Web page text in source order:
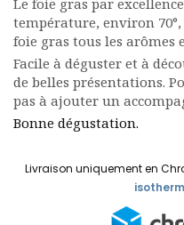
Le foie gras par
température, environ
foie gras tous les arômes
Facile à déguster et à
de belles présentations.
pas à ajouter un
Bonne dégustation.
Livraison uniquement en